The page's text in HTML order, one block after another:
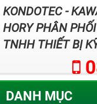
KONDOTEC -
HORY PHÂN
TNHH THIẾT BỊ
DANH MỤC